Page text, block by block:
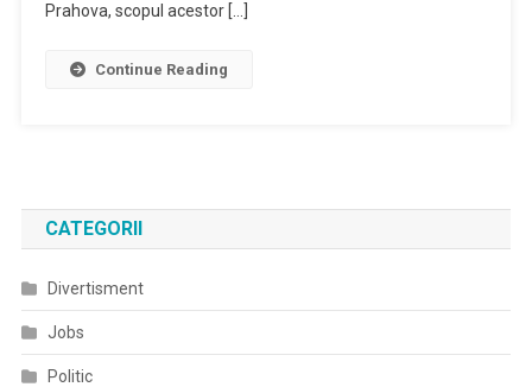
Prahova, scopul acestor […]
Continue Reading
CATEGORII
Divertisment
Jobs
Politic